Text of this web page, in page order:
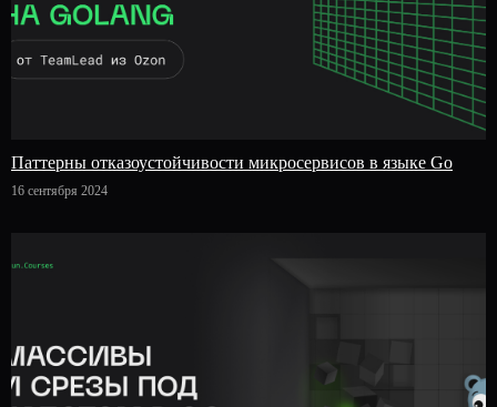
Паттерны отказоустойчивости микросервисов в языке Go
16 сентября 2024